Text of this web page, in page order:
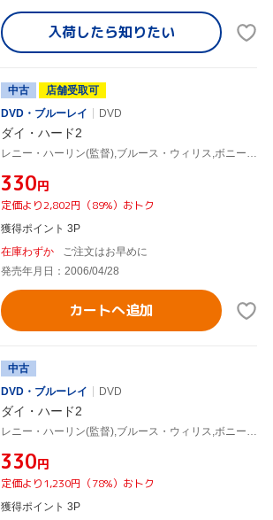
入荷したら知りたい
中古
店舗受取可
DVD・ブルーレイ
DVD
ダイ・ハード2
レニー・ハーリン(監督),ブルース・ウィリス,ボニー・ベデリア
¥330円
定価より2,802円（89%）おトク
獲得ポイント 3P
在庫わずか
ご注文はお早めに
発売年月日：2006/04/28
カートへ追加
中古
DVD・ブルーレイ
DVD
ダイ・ハード2
レニー・ハーリン(監督),ブルース・ウィリス,ボニー・ベデリア
¥330円
定価より1,230円（78%）おトク
獲得ポイント 3P